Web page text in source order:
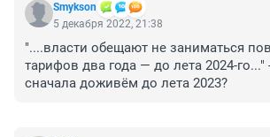
Smykson
5 декабря 2022, 21:38
"....власти обещают не заниматься
тарифов два года — до лета 2024-го..."
сначала доживём до лета 2023?